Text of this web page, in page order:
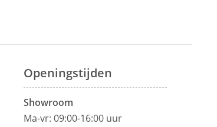
Openingstijden
Showroom
Ma-vr: 09:00-16:00 uur